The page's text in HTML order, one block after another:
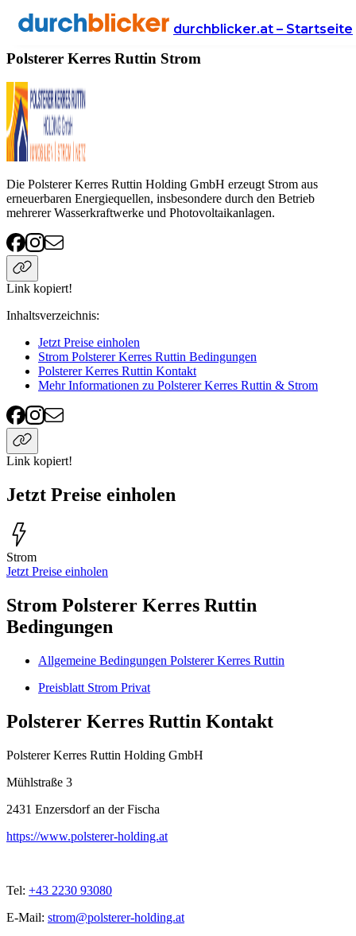
durchblicker.at – Startseite
Anbieter Energie strom Polsterer Kerres Ruttin
Polsterer Kerres Ruttin Strom
Die Polsterer Kerres Ruttin Holding GmbH erzeugt Strom aus
erneuerbaren Energiequellen, insbesondere durch den Betrieb
mehrerer Wasserkraftwerke und Photovoltaikanlagen.
Link kopiert!
Inhaltsverzeichnis:
Jetzt Preise einholen
Strom Polsterer Kerres Ruttin Bedingungen
Polsterer Kerres Ruttin Kontakt
Mehr Informationen zu Polsterer Kerres Ruttin & Strom
Link kopiert!
Jetzt Preise einholen
Strom
Jetzt Preise einholen
Strom Polsterer Kerres Ruttin
Bedingungen
Allgemeine Bedingungen Polsterer Kerres Ruttin
Preisblatt Strom Privat
Polsterer Kerres Ruttin Kontakt
Polsterer Kerres Ruttin Holding GmbH
Mühlstraße 3
2431 Enzersdorf an der Fischa
https://www.polsterer-holding.at
Tel: +43 2230 93080
E-Mail: strom@polsterer-holding.at